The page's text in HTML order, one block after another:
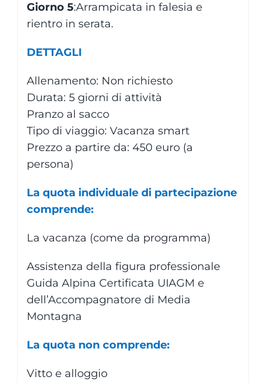
Giorno 5:Arrampicata in falesia e
rientro in serata.
DETTAGLI
Allenamento: Non richiesto
Durata: 5 giorni di attività
Pranzo al sacco
Tipo di viaggio: Vacanza smart
Prezzo a partire da: 450 euro (a
persona)
La quota individuale di partecipazione
comprende:
La vacanza (come da programma)
Assistenza della figura professionale
Guida Alpina Certificata UIAGM e
dell’Accompagnatore di Media
Montagna
La quota non comprende:
Vitto e alloggio